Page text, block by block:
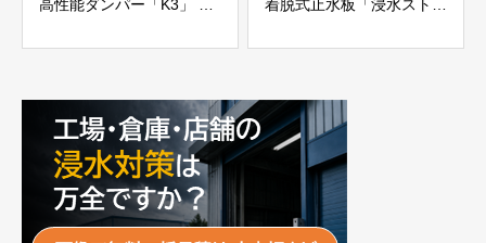
高性能ダンパー「K3」 富
着脱式止水板「浸水ストッ
富士工業株式会社